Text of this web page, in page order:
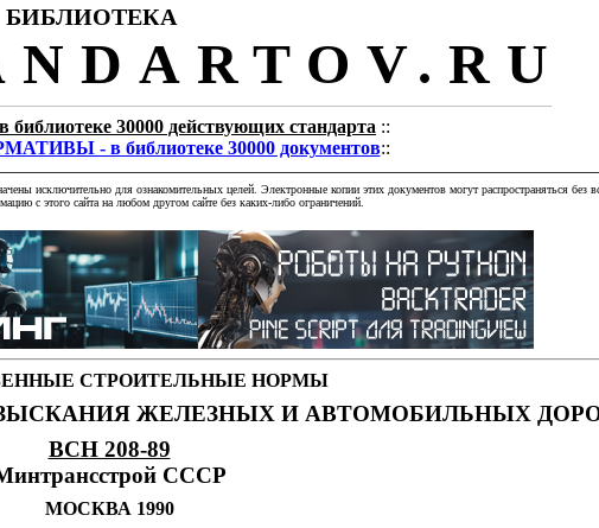
БИБЛИОТЕКА
30000 действующих стандарта ::
- в библиотеке 30000 документов::
исключительно для ознакомительных целей. Электронные копии этих документов могут распространяться без
с этого сайта на любом другом сайте без каких-либо ограничений.
СТРОИТЕЛЬНЫЕ НОРМЫ
ЖЕЛЕЗНЫХ И АВТОМОБИЛЬНЫХ
ВСН 208-89
СССР
МОСКВА 1990